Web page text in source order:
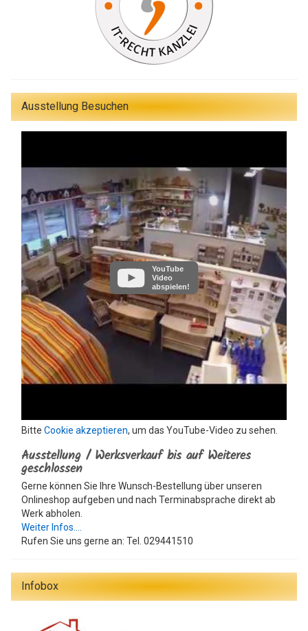
Ausstellung Besuchen
YouTube
Video
abspielen!
Bitte Cookie akzeptieren, um das YouTube-Video zu sehen.
Ausstellung / Werksverkauf bis auf Weiteres
geschlossen
Gerne können Sie Ihre Wunsch-Bestellung über unseren
Onlineshop aufgeben und nach Terminabsprache direkt ab
Werk abholen.
Weiter Infos....
Rufen Sie uns gerne an: Tel. 029441510
Infobox